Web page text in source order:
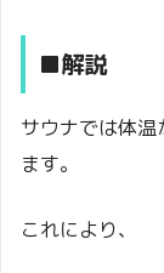
■解説
サウナでは体
ます。
これにより、